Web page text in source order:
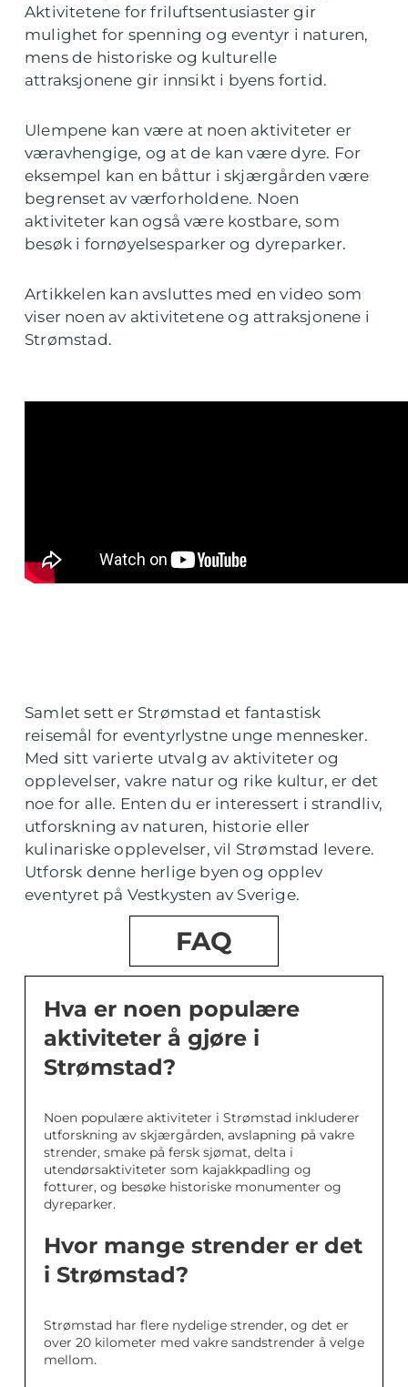
Aktivitetene for friluftsentusiaster gir
mulighet for spenning og eventyr i naturen,
mens de historiske og kulturelle
attraksjonene gir innsikt i byens fortid.
Ulempene kan være at noen aktiviteter er
væravhengige, og at de kan være dyre. For
eksempel kan en båttur i skjærgården være
begrenset av værforholdene. Noen
aktiviteter kan også være kostbare, som
besøk i fornøyelsesparker og dyreparker.
Artikkelen kan avsluttes med en video som
viser noen av aktivitetene og attraksjonene i
Strømstad.
Samlet sett er Strømstad et fantastisk
reisemål for eventyrlystne unge mennesker.
Med sitt varierte utvalg av aktiviteter og
opplevelser, vakre natur og rike kultur, er det
noe for alle. Enten du er interessert i strandliv,
utforskning av naturen, historie eller
kulinariske opplevelser, vil Strømstad levere.
Utforsk denne herlige byen og opplev
eventyret på Vestkysten av Sverige.
FAQ
Hva er noen populære
aktiviteter å gjøre i
Strømstad?
Noen populære aktiviteter i Strømstad inkluderer
utforskning av skjærgården, avslapning på vakre
strender, smake på fersk sjømat, delta i
utendørsaktiviteter som kajakkpadling og
fotturer, og besøke historiske monumenter og
dyreparker.
Hvor mange strender er det
i Strømstad?
Strømstad har flere nydelige strender, og det er
over 20 kilometer med vakre sandstrender å velge
mellom.